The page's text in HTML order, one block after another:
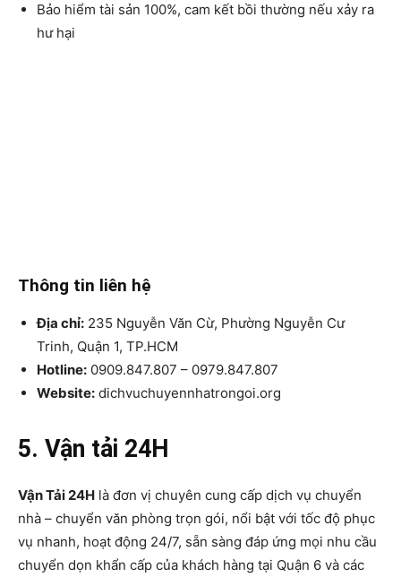
Bảo hiểm tài sản 100%, cam kết bồi thường nếu xảy ra
hư hại
Thông tin liên hệ
Địa chỉ: 235 Nguyễn Văn Cừ, Phường Nguyễn Cư
Trinh, Quận 1, TP.HCM
Hotline: 0909.847.807 – 0979.847.807
Website: dichvuchuyennhatrongoi.org
5. Vận tải 24H
Vận Tải 24H là đơn vị chuyên cung cấp dịch vụ chuyển
nhà – chuyển văn phòng trọn gói, nổi bật với tốc độ phục
vụ nhanh, hoạt động 24/7, sẵn sàng đáp ứng mọi nhu cầu
chuyển dọn khẩn cấp của khách hàng tại Quận 6 và các